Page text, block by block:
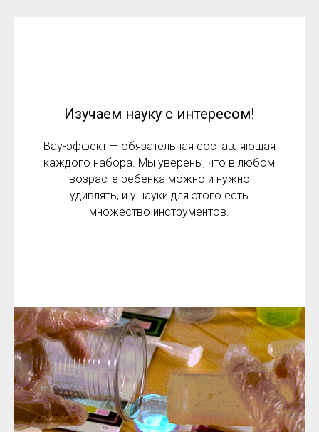
Изучаем науку с интересом!
Вау-эффект — обязательная составляющая
каждого набора. Мы уверены, что в любом
возрасте ребенка можно и нужно
удивлять, и у науки для этого есть
множество инструментов.